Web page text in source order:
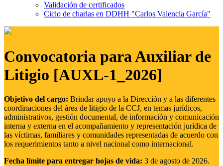
Validación de certificados
Ciclo de charlas en DDHH "Carlos Valencia García"
Convocatoria para Auxiliar de
Litigio [AUXL-1_2026]
Objetivo del cargo: Brindar apoyo a la Dirección y a las diferentes
coordinaciones del área de litigio de la CCJ, en temas jurídicos,
administrativos, gestión documental, de información y comunicación
interna y externa en el acompañamiento y representación jurídica de
las víctimas, familiares y comunidades representadas de acuerdo con
los requerimientos tanto a nivel nacional como internacional.
Fecha límite para entregar hojas de vida: 3 de agosto de 2026.